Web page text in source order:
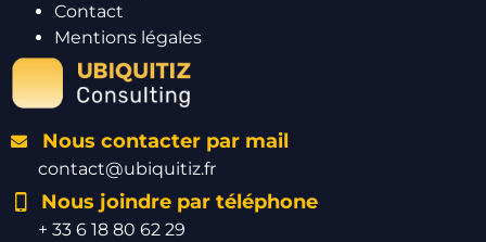
Contact
Mentions légales
Nous contacter par mail
contact@ubiquitiz.fr
Nous joindre par téléphone
+ 33 6 18 80 62 29